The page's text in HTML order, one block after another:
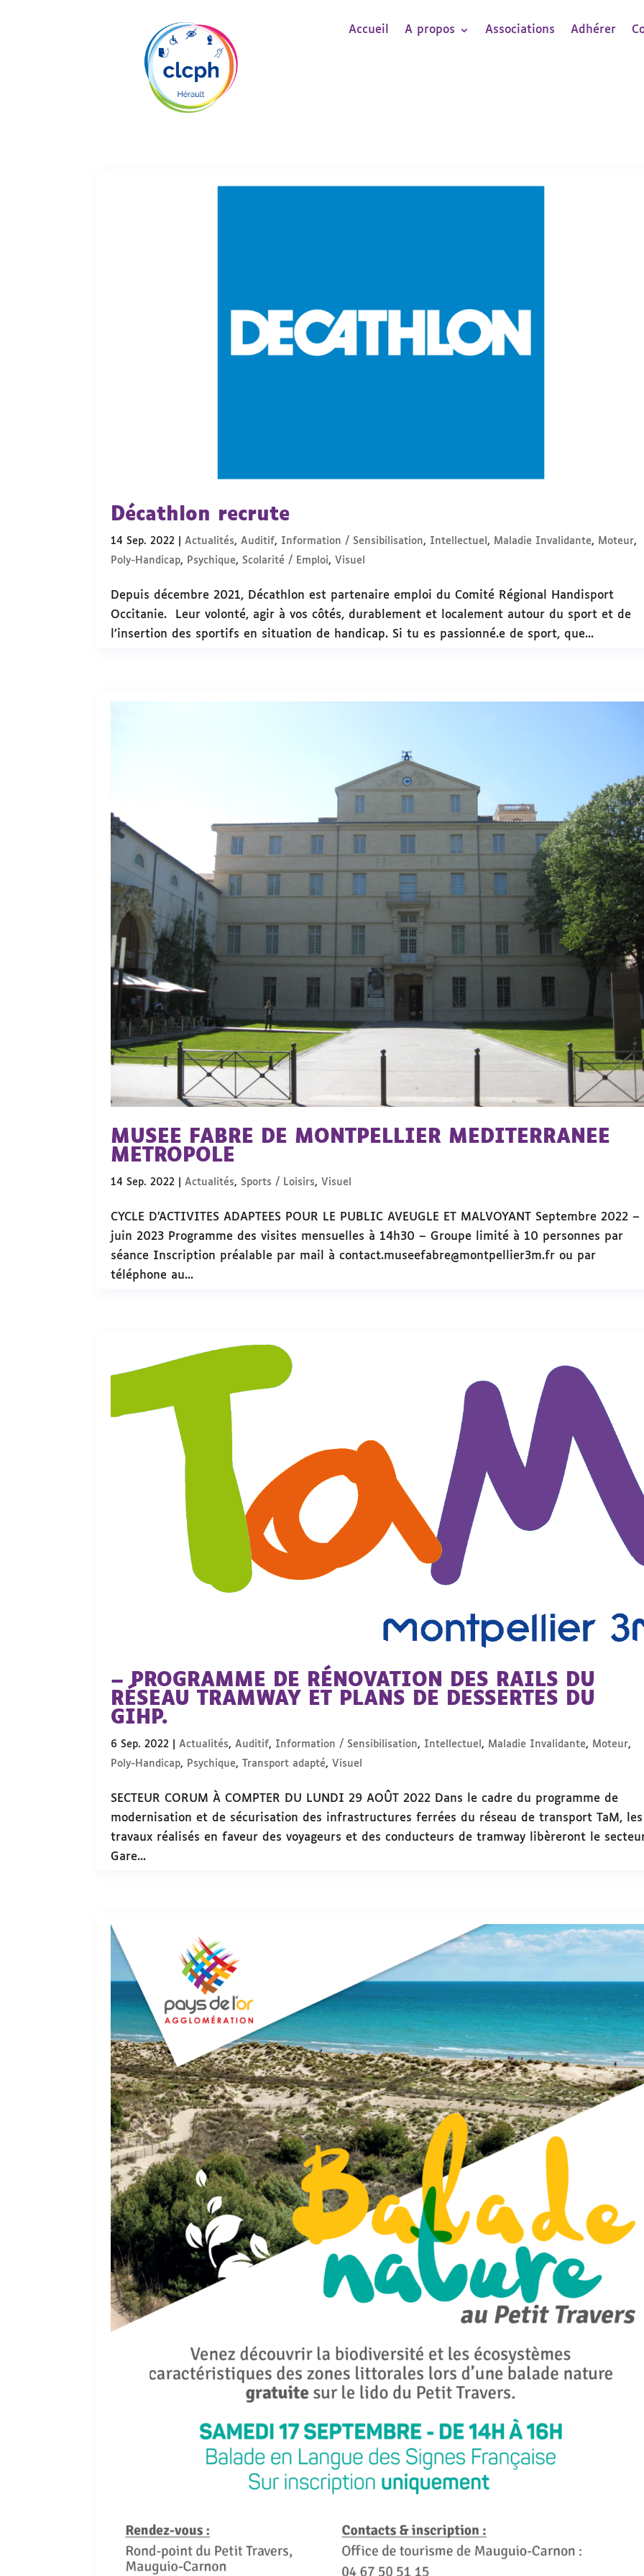
Accueil A propos Associations Adhérer
Décathlon recrute
14 Sep. 2022 |Actualités,Auditif, Information / Sensibilisation, Intellectuel , Maladie Invalidante, Moteur,
Poly-Handicap, Psychique,Scolarité / Emploi, Visuel
Depuis décembre 2021, Décathlon est partenaire emploi du Comité Régional Handisport
Occitanie. Leur volonté, agir à vos côtés, durablement et localement autour du sport et de
l’insertion des sportifs en situation de handicap. Si tu es passionné.e de sport, que...
MUSEE FABRE DE MONTPELLIER MEDITERRANEE
METROPOLE
14 Sep. 2022 Actualités,Sports / Loisirs, Visuel
CYCLE D’ACTIVITES ADAPTEES POUR LE PUBLIC AVEUGLE ET MALVOYANT Septembre 2022 –
juin 2023 Programme des visites mensuelles à 14h30 – Groupe limité à 10 personnes par
séance Inscription préalable par mail à contact.museefabre@montpellier3m.fr ou par
téléphone au...
– PROGRAMME DE RÉNOVATION DES RAILS DU
RÉSEAU TRAMWAY ET PLANS DE DESSERTES DU
GIHP.
6 Sep. 2022 |Actualités,Auditif, Information / Sensibilisation, Intellectuel , Maladie Invalidante, Moteur,
Poly-Handicap, Psychique, Transport adapté, Visuel
SECTEUR CORUM À COMPTER DU LUNDI 29 AOÛT 2022 Dans le cadre du programme de
modernisation et de sécurisation des infrastructures ferrées du réseau de transport TaM, les
travaux réalisés en faveur des voyageurs et des conducteurs de tramway libèreront le
Gare...